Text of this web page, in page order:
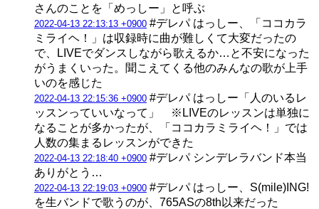
さんのことを「めっしー」と呼ぶ
2022-04-13 22:13:13 +0900 #デレパ はっしー、「ココカラ
ミライヘ！」は収録時に曲が難しくて大変だったの
で、LIVEでダンスしながら歌えるか…と不安になった
がうまくいった。聞こえてくる他のみんなの歌が上手
いのを感じた
2022-04-13 22:15:36 +0900 #デレパ はっしー「人のいるレ
ッスンっていいなって」 ※LIVEのレッスンは単独に
なることが多かったが、「ココカラミライヘ！」では
人数の集まるレッスンができた
2022-04-13 22:18:40 +0900 #デレパ シンデレラバンド本当
ありがとう…
2022-04-13 22:19:03 +0900 #デレパ はっしー、S(mile)ING!
を生バンドで歌うのが、765ASの8th以来だった